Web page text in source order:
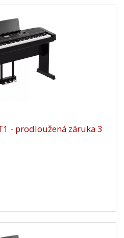
- prodloužená záruka 3